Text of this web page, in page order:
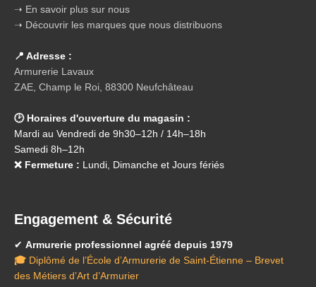
➝ En savoir plus sur nous
➝ Découvrir les marques que nous distribuons
📍 Adresse :
Armurerie Lavaux
ZAE, Champ le Roi, 88300 Neufchâteau
🕑 Horaires d'ouverture du magasin :
Mardi au Vendredi de 9h30–12h / 14h–18h
Samedi 8h–12h
❌ Fermeture : Lundi, Dimanche et Jours fériés
Engagement & Sécurité
✔ Armurerie professionnel agréé depuis 1979
🎓 Diplômé de l’École d’Armurerie de Saint-Étienne – Brevet
des Métiers d’Art d’Armurier